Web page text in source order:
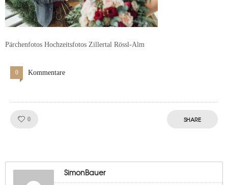
Pärchenfotos Hochzeitsfotos Zillertal Rössl-Alm
0 Kommentare
0 SHARE
SimonBauer